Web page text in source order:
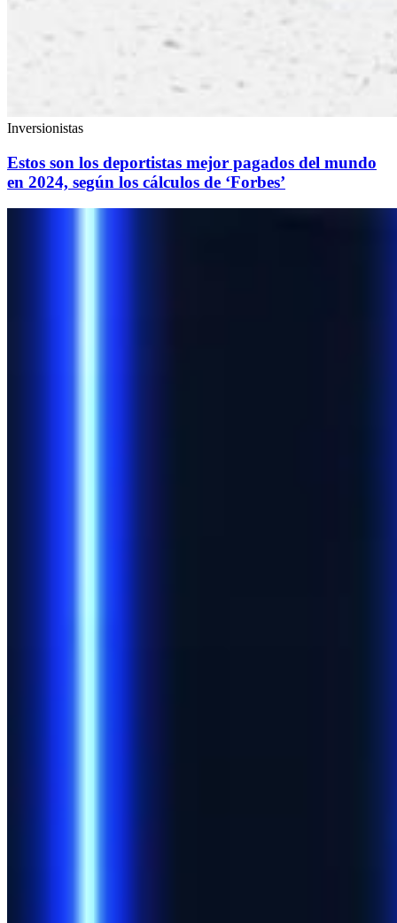
Inversionistas
Estos son los deportistas mejor pagados del mundo
en 2024, según los cálculos de ‘Forbes’